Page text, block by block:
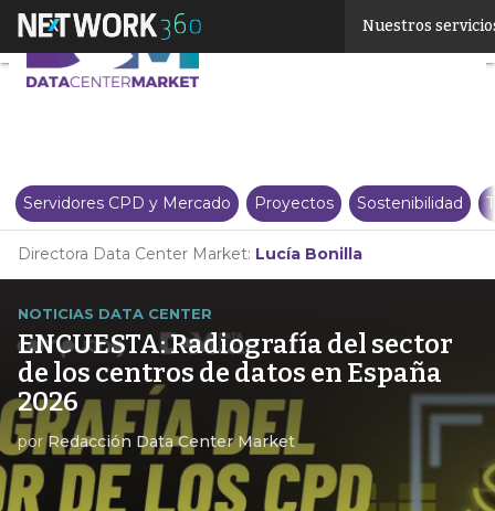
Nuestros
Servidores CPD y Mercado Proyectos Sostenibilidad
Directora Data Center Market: Lucía Bonilla
NOTICIAS DATA CENTER
ENCUESTA: Radiografía del sector
de los centros de datos en España
2026
porRedacción Data Center Market